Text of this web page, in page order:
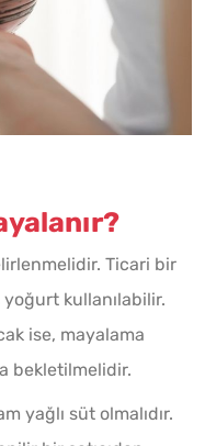
Ticari bir
yoğurt kullanılabilir.
ise, mayalama
bekletilmelidir.
yağlı süt olmalıdır.